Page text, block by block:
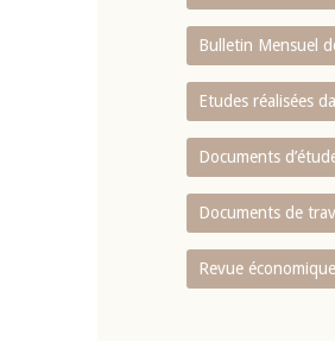
Bulletin Mensuel
Etudes réalisées
Documents
Documents de
Revue